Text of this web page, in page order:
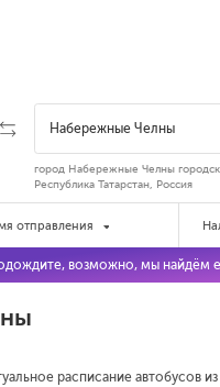
город Набережные Челны
Республика Татарстан, Россия
отправления
расписание автобусов
возможно, мы найдём